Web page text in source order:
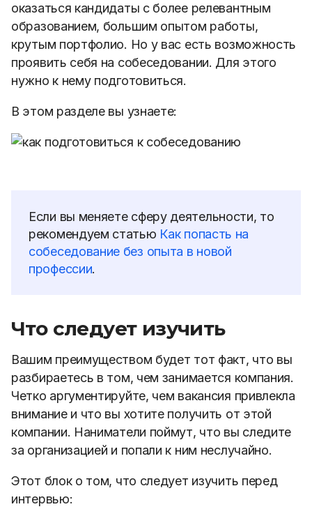
оказаться кандидаты с более релевантным
образованием, большим опытом работы,
крутым портфолио. Но у вас есть возможность
проявить себя на собеседовании. Для этого
нужно к нему подготовиться.
В этом разделе вы узнаете:
Если вы меняете сферу деятельности, то
рекомендуем статью Как попасть на
собеседование без опыта в новой
профессии.
Что следует изучить
Вашим преимуществом будет тот факт, что вы
разбираетесь в том, чем занимается компания.
Четко аргументируйте, чем вакансия привлекла
внимание и что вы хотите получить от этой
компании. Наниматели поймут, что вы следите
за организацией и попали к ним неслучайно.
Этот блок о том, что следует изучить перед
интервью: